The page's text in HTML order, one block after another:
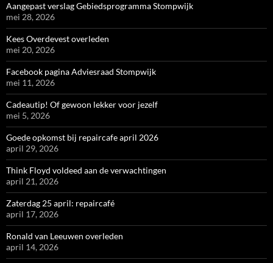
Aangepast verslag Gebiedsprogramma Stompwijk
mei 28, 2026
Kees Overdevest overleden
mei 20, 2026
Facebook pagina Adviesraad Stompwijk
mei 11, 2026
Cadeautip! Of gewoon lekker voor jezelf
mei 5, 2026
Goede opkomst bij repaircafe april 2026
april 29, 2026
Think Floyd voldeed aan de verwachtingen
april 21, 2026
Zaterdag 25 april: repaircafé
april 17, 2026
Ronald van Leeuwen overleden
april 14, 2026